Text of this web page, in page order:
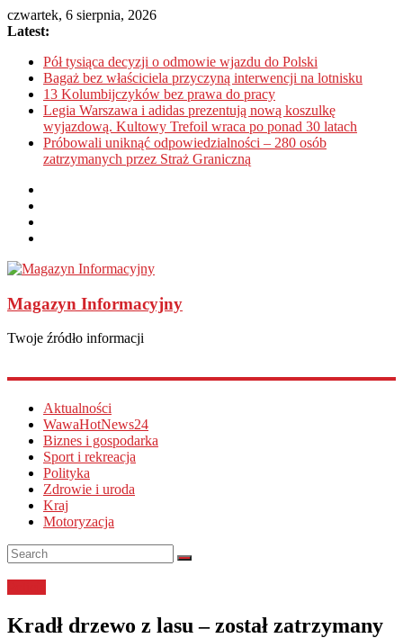
czwartek, 6 sierpnia, 2026
Latest:
Pół tysiąca decyzji o odmowie wjazdu do Polski
Bagaż bez właściciela przyczyną interwencji na lotnisku
13 Kolumbijczyków bez prawa do pracy
Legia Warszawa i adidas prezentują nową koszulkę
wyjazdową. Kultowy Trefoil wraca po ponad 30 latach
Próbowali uniknąć odpowiedzialności – 280 osób
zatrzymanych przez Straż Graniczną
Magazyn Informacyjny
Twoje źródło informacji
Aktualności
WawaHotNews24
Biznes i gospodarka
Sport i rekreacja
Polityka
Zdrowie i uroda
Kraj
Motoryzacja
Kradł drzewo z lasu – został zatrzymany